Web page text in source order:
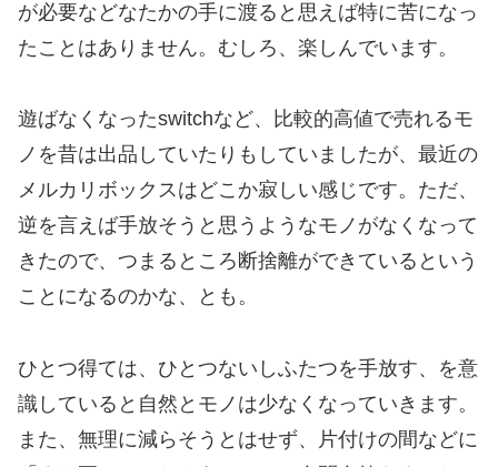
が必要などなたかの手に渡ると思えば特に苦になっ
たことはありません。むしろ、楽しんでいます。
遊ばなくなったswitchなど、比較的高値で売れるモ
ノを昔は出品していたりもしていましたが、最近の
メルカリボックスはどこか寂しい感じです。ただ、
逆を言えば手放そうと思うようなモノがなくなって
きたので、つまるところ断捨離ができているという
ことになるのかな、とも。
ひとつ得ては、ひとつないしふたつを手放す、を意
識していると自然とモノは少なくなっていきます。
また、無理に減らそうとはせず、片付けの間などに